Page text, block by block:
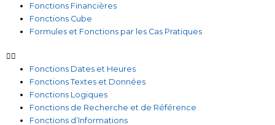
Fonctions Financières
Fonctions Cube
Formules et Fonctions par les Cas Pratiques
Fonctions Dates et Heures
Fonctions Textes et Données
Fonctions Logiques
Fonctions de Recherche et de Référence
Fonctions d’Informations